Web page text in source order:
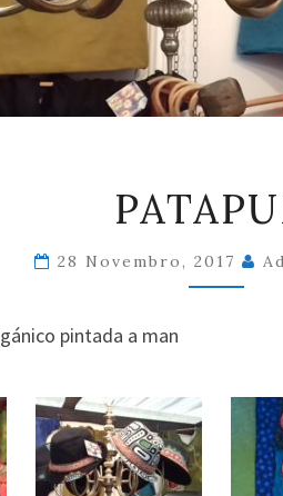
28 Novembro, 2017
pintada a man